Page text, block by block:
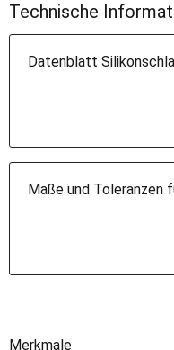
Technische
Datenblatt
Maße und Toleranzen
Merkmale